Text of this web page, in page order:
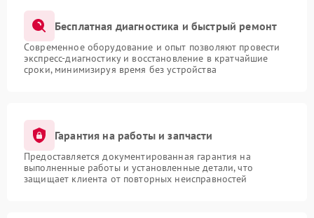
Бесплатная диагностика и быстрый ремонт
Современное оборудование и опыт позволяют провести
экспресс-диагностику и восстановление в кратчайшие
сроки, минимизируя время без устройства
Гарантия на работы и запчасти
Предоставляется документированная гарантия на
выполненные работы и установленные детали, что
защищает клиента от повторных неисправностей